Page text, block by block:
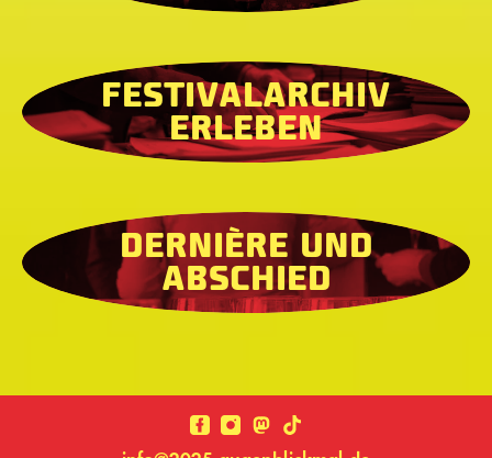
FESTIVALARCHIV
ERLEBEN
DERNIÈRE UND
ABSCHIED